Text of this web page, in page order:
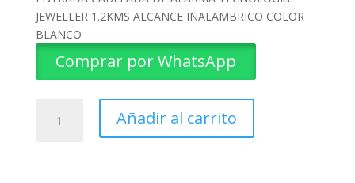
JEWELLER 1.2KMS ALCANCE INALAMBRICO COLOR
BLANCO
Comprar por WhatsApp
MAGNETICO
DOORPROTECT
Añadir al carrito